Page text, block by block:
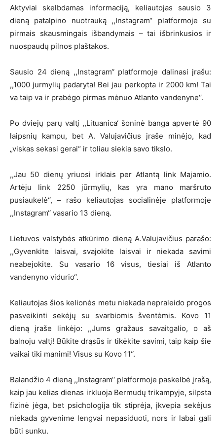
Aktyviai skelbdamas informaciją, keliautojas sausio 3
dieną patalpino nuotrauką ,,Instagram‘‘ platformoje su
pirmais skausmingais išbandymais – tai išbrinkusios ir
nuospaudų pilnos plaštakos.
Sausio 24 dieną ,,Instagram‘‘ platformoje dalinasi įrašu:
,,1000 jurmylių padaryta! Bei jau perkopta ir 2000 km! Tai
va taip va ir prabėgo pirmas mėnuo Atlanto vandenyne‘‘.
Po dviejų parų valtį ,,Lituanica‘ šoninė banga apvertė 90
laipsnių kampu, bet A. Valujavičius įraše minėjo, kad
„viskas sekasi gerai“ ir toliau siekia savo tikslo.
,,Jau 50 dienų yriuosi irklais per Atlantą link Majamio.
Artėju link 2250 jūrmylių, kas yra mano maršruto
pusiaukelė‘‘, – rašo keliautojas socialinėje platformoje
,,Instagram‘‘ vasario 13 dieną.
Lietuvos valstybės atkūrimo dieną A.Valujavičius parašo:
,,Gyvenkite laisvai, svajokite laisvai ir niekada savimi
neabejokite. Su vasario 16 visus, tiesiai iš Atlanto
vandenyno vidurio‘‘.
Keliautojas šios kelionės metu niekada nepraleido progos
pasveikinti sekėjų su svarbiomis šventėmis. Kovo 11
dieną įraše linkėjo: ,,Jums gražaus savaitgalio, o aš
balnoju valtį! Būkite drąsūs ir tikėkite savimi, taip kaip šie
vaikai tiki manimi! Visus su Kovo 11‘‘.
Balandžio 4 dieną ,,Instagram‘‘ platformoje paskelbė įrašą,
kaip jau kelias dienas irkluoja Bermudų trikampyje, silpsta
fizinė jėga, bet psichologija tik stiprėja, įkvepia sekėjus
niekada gyvenime lengvai nepasiduoti, nors ir labai gali
būti sunku.